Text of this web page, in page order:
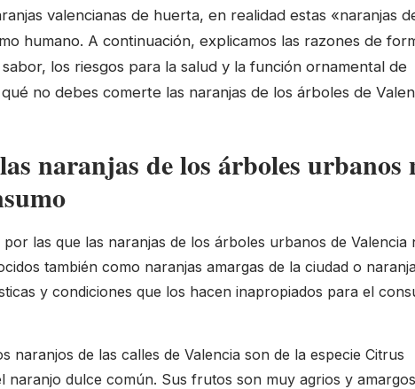
valencianas de huerta, en realidad estas «naranjas
humano. A continuación, explicamos las razones de
los riesgos para la salud y la función ornamental de
no debes comerte las naranjas de los árboles de
naranjas de los árboles urbanos
las que las naranjas de los árboles urbanos de Valencia
también como naranjas amargas de la ciudad o
y condiciones que los hacen inapropiados para el
naranjos de las calles de Valencia son de la especie Citrus
naranjo dulce común. Sus frutos son muy agrios y